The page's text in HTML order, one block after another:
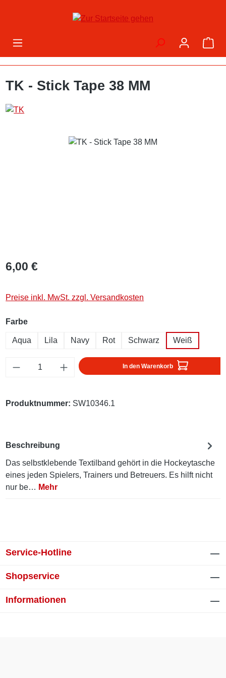
Zum Hauptinhalt springen
TK - Stick Tape 38 MM
Bildergalerie überspringen
6,00 €
Preise inkl. MwSt. zzgl. Versandkosten
Farbeauswählen
Aqua Lila Navy Rot Schwarz Weiß
Produkt Anzahl: Gib den gewünschten
In den Warenkorb
Produktnummer: SW10346.1
Beschreibung
Das selbstklebende Textilband gehört in die Hockeytasche
eines jeden Spielers, Trainers und Betreuers. Es hilft nicht
nur be… Mehr
Service-Hotline
Shopservice
Informationen